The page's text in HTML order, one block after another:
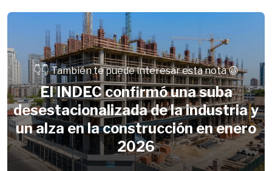
👇👇 También te puede interesar esta nota 😀
El INDEC confirmó una suba
desestacionalizada de la industria y
un alza en la construcción en enero
2026